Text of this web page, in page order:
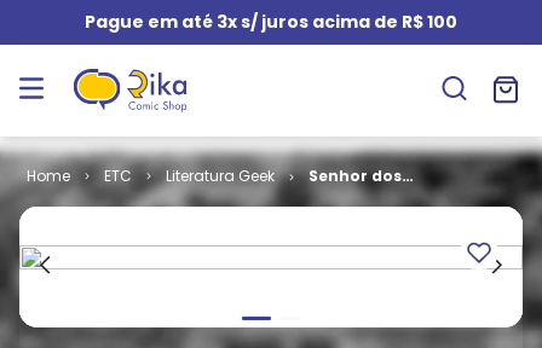
Pague em até 3x s/ juros acima de R$ 100
ETC Literatura Geek
Senhor dos
Anéis # 1 - A
Anel (Livro)